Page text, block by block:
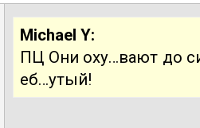
Michael Y:
ПЦ Они оху…вают до
еб…утый!